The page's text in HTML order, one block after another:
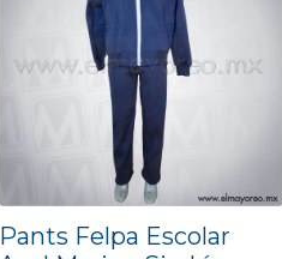
Pants Felpa Escolar